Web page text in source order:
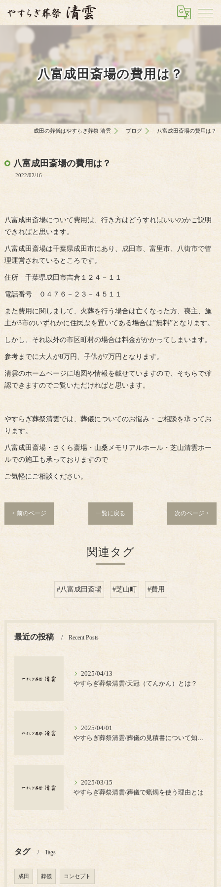
八富成田斎場の費用は？
成田の葬儀はやすらぎ葬祭 清雲 ブログ 八富成田斎場の費用は？
八富成田斎場の費用は？
2022/02/16
八富成田斎場について費用は、行き方はどうすればいいのかご説明
できればと思います。
八富成田斎場は千葉県成田市にあり、成田市、富里市、八街市で管
理運営されているところです。
住所 千葉県成田市吉倉１２４－１１
電話番号 ０４７６－２３－４５１１
また費用に関しまして、火葬を行う場合は亡くなった方、喪主、施
主が3市のいずれかに住民票を置いてある場合は”無料”となります。
しかし、それ以外の市区町村の場合は料金がかかってしまいます。
参考までに大人が8万円、子供が7万円となります。
清雲のホームページに地図や情報を載せていますので、そちらで確
認できますのでご覧いただければと思います。
やすらぎ葬祭清雲では、葬儀についてのお悩み・ご相談を承ってお
ります。
八富成田斎場・さくら斎場・山桑メモリアルホール・芝山清雲ホー
ルでの施工も承っておりますので
ご気軽にご相談ください。
< 前のページ 一覧に戻る 次のページ >
関連タグ
#八富成田斎場 #芝山町 #費用
最近の投稿 Recent Posts
2025/04/13
やすらぎ葬祭清雲/天冠（てんかん）とは？
2025/04/01
やすらぎ葬祭清雲/葬儀の見積書について知っておきたいポイント
2025/03/15
やすらぎ葬祭清雲/葬儀で蝋燭を使う理由とは
タグ Tags
成田 葬儀 コンセプト